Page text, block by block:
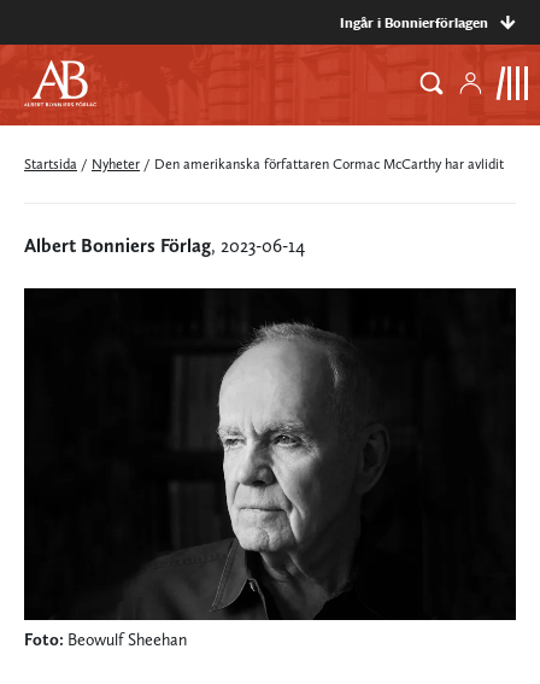
Ingår i Bonnierförlagen
Startsida / Nyheter / Den amerikanska författaren Cormac McCarthy har avlidit
Albert Bonniers Förlag, 2023-06-14
Foto: Beowulf Sheehan